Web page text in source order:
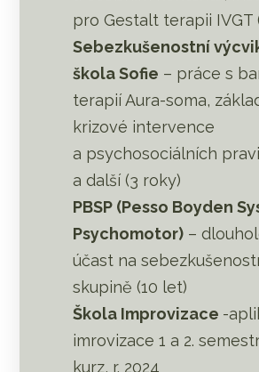
pro Gestalt terapii IVGT
Sebezkušenostní
škola Sofie – práce s
terapií Aura-soma,
krizové intervence
a psychosociálních
a další (3 roky)
PBSP (Pesso Boyden
Psychomotor) –
účast na
skupině (10 let)
Škola Improvizace -
imrovizace 1 a 2.
kurz, r. 2024